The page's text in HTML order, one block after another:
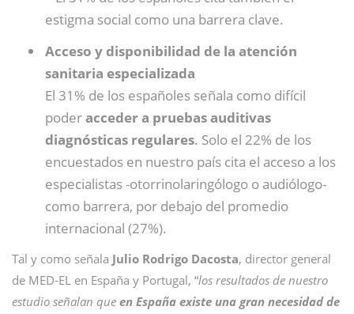
estigma social como una barrera clave.
Acceso y disponibilidad de la atención
sanitaria especializada
El 31% de los españoles señala como difícil
poderacceder a pruebas auditivas
diagnósticas regulares. Solo el 22% de los
encuestados en nuestro país cita el acceso a los
especialistas -otorrinolaringólogo o audiólogo-
como barrera, por debajo del promedio
internacional (27%).
Tal y como señala Julio Rodrigo Dacosta, director general
de MED-EL en España y Portugal, “los resultados de nuestro
estudio señalan que en España existe una gran necesidad de